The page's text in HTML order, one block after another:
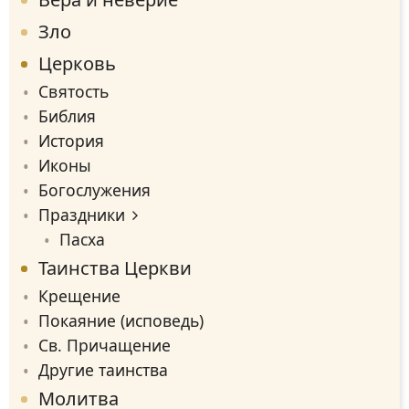
Зло
Церковь
Святость
Библия
История
Иконы
Богослужения
Праздники
Пасха
Таинства Церкви
Крещение
Покаяние (исповедь)
Св. Причащение
Другие таинства
Молитва